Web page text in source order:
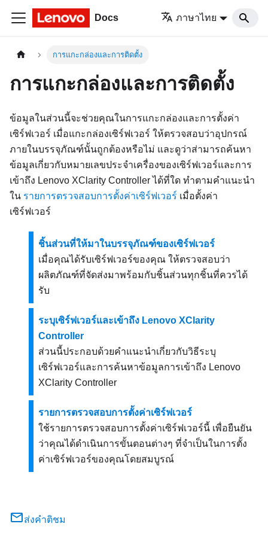
Docs ภาษาไทย
การแกะกล่องและการติดตั้ง
การแกะกล่องและการติดตั้ง
ข้อมูลในส่วนนี้จะช่วยคุณในการแกะกล่องและการตั้งค่า
เซิร์ฟเวอร์ เมื่อแกะกล่องเซิร์ฟเวอร์ ให้ตรวจสอบว่าอุปกรณ์
ภายในบรรจุภัณฑ์นั้นถูกต้องหรือไม่ และดูว่าส่ามารถค้นหา
ข้อมูลเกี่ยวกับหมายเลขประจำเครื่องของเซิร์ฟเวอร์และการ
เข้าถึง Lenovo XClarity Controller ได้ที่ใด ทำตามคําแนะนำ
ใน รายการตรวจสอบการตั้งค่าเซิร์ฟเวอร์ เมื่อตั้งค่า
เซิร์ฟเวอร์
ชิ้นส่วนที่ให้มาในบรรจุภัณฑ์ของเซิร์ฟเวอร์
เมื่อคุณได้รับเซิร์ฟเวอร์ของคุณ ให้ตรวจสอบว่า
ผลิตภัณฑ์ที่จัดส่งมาพร้อมกับชิ้นส่วนทุกชิ้นที่ควรได้
รับ
ระบุเซิร์ฟเวอร์และเข้าถึง Lenovo XClarity
Controller
ส่วนนี้ประกอบด้วยคำแนะนำเกี่ยวกับวิธีระบุ
เซิร์ฟเวอร์และการค้นหาข้อมูลการเข้าถึง Lenovo
XClarity Controller
รายการตรวจสอบการตั้งค่าเซิร์ฟเวอร์
ใช้รายการตรวจสอบการตั้งค่าเซิร์ฟเวอร์นี้ เพื่อยืนยัน
ว่าคุณได้ดำเนินการขั้นตอนต่างๆ ที่จำเป็นในการตั้ง
ค่าเซิร์ฟเวอร์ของคุณโดยสมบูรณ์
ส่งคำติชม